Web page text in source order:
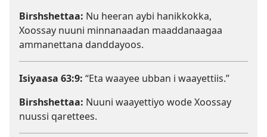
Birshshettaa: Nu heeran aybi hanikkokka,
Xoossay nuuni minnanaadan maaddanaagaa
ammanettana danddayoos.
Isiyaasa 63:9: “Eta waayee ubban i waayettiis.”
Birshshettaa: Nuuni waayettiyo wode Xoossay
nuussi qarettees.